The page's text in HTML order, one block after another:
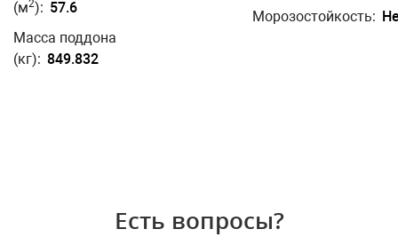
(м2): 57.6
Масса поддона
(кг): 849.832
Морозостойкость:
Есть вопросы?